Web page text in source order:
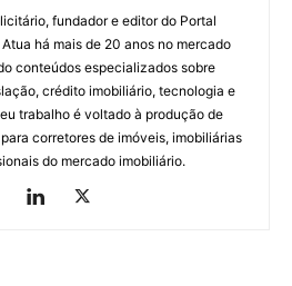
fundador e editor do Portal
há mais de 20 anos no mercado
conteúdos especializados sobre
crédito imobiliário, tecnologia e
trabalho é voltado à produção de
corretores de imóveis, imobiliárias
do mercado imobiliário.